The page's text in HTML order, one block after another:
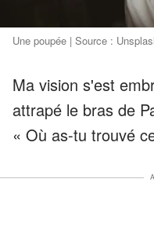
Une poupée | Source :
Ma vision s'est
attrapé le bras de
« Où as-tu trouvé